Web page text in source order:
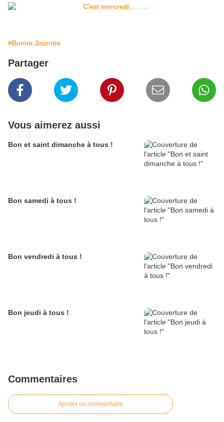
#Bonne Journée
Partager
Vous aimerez aussi
Bon et saint dimanche à tous !
Bon samedi à tous !
Bon vendredi à tous !
Bon jeudi à tous !
Commentaires
Ajouter un commentaire